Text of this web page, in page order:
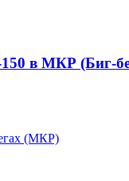
в МКР (Биг-